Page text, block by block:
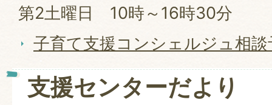
第2土曜日 10時～16時30分
子育て支援コンシェルジュ相
支援センターだより